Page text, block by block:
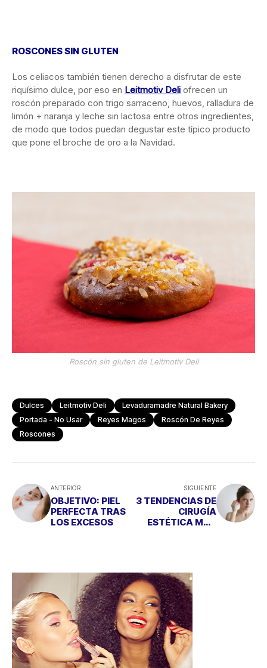
ROSCONES SIN GLUTEN
Los celiacos también tienen derecho a disfrutar de este
riquísimo dulce, por eso en Leitmotiv Deli ofrecen un
roscón preparado con trigo sarraceno, huevos, ralladura de
limón + naranja y leche sin lactosa entre otros ingredientes,
de modo que todos puedan degustar este típico producto
que pone el broche de oro a la Navidad.
Roscón sin gluten de Leitmotiv Deli
Dulces Leitmotiv Deli
Levaduramadre Natural Bakery
Portada - No Usar
Reyes Magos
Roscón De Reyes
Roscones
ANTERIOR
OBJETIVO: PIEL
PERFECTA TRAS
LOS EXCESOS
SIGUIENTE
3 TENDENCIAS DE
CIRUGÍA
ESTÉTICA MUY